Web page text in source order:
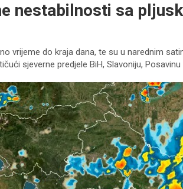
nestabilnosti sa
vrijeme do kraja dana, te su u narednim
sjeverne predjele BiH, Slavoniju,